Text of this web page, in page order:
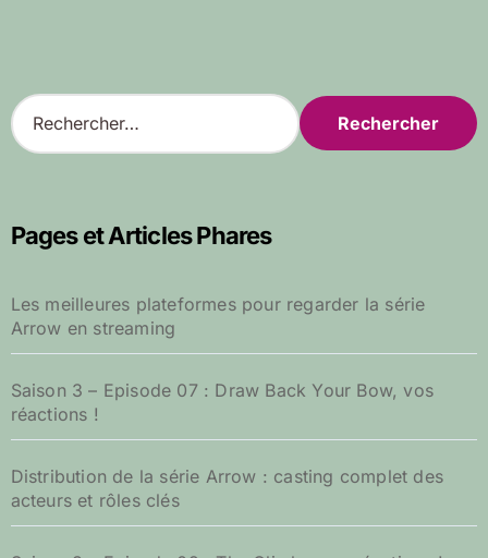
R
e
c
r
c
e
r
Pages et Articles Phares
Les meilleures plateformes pour regarder la série
Arrow en streaming
Saison 3 – Episode 07 : Draw Back Your Bow, vos
réactions !
Distribution de la série Arrow : casting complet des
acteurs et rôles clés